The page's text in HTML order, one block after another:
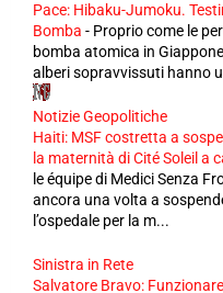
Pace: Hibaku-Jumoku.
Bomba - Proprio come le
bomba atomica in
alberi sopravvissuti hanno
Notizie Geopolitiche
Haiti: MSF costretta a
la maternità di Cité Soleil a
le équipe di Medici Senza
ancora una volta a
l’ospedale per la m...
Sinistra in Rete
Salvatore Bravo: